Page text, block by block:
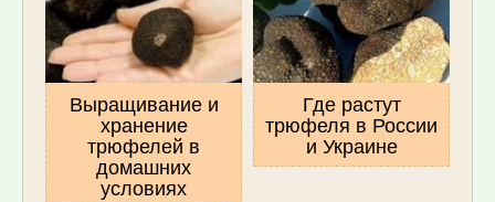
Выращивание и
хранение
трюфелей в
домашних
условиях
Где растут
трюфеля в России
и Украине